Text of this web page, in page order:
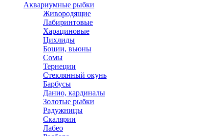
Аквариумные рыбки
Живородящие
Лабиринтовые
Харациновые
Цихлиды
Боции, вьюны
Сомы
Тернеции
Стеклянный окунь
Барбусы
Данио, кардиналы
Золотые рыбки
Радужницы
Скалярии
Лабео